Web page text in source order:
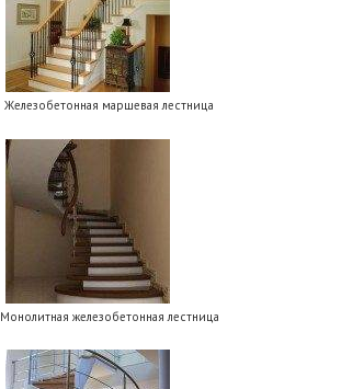
Железобетонная маршевая лестница
Монолитная железобетонная лестница